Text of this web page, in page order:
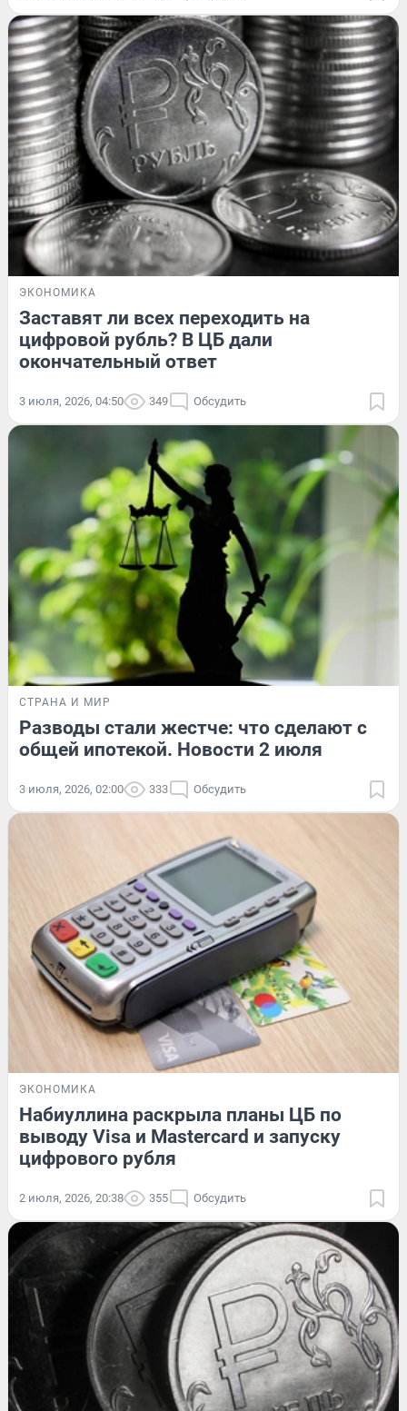
ЭКОНОМИКА
Заставят ли всех переходить на
цифровой рубль? В ЦБ дали
окончательный ответ
3 июля, 2026, 04:50 349 Обсудить
СТРАНА И МИР
Разводы стали жестче: что сделают с
общей ипотекой. Новости 2 июля
3 июля, 2026, 02:00 333 Обсудить
ЭКОНОМИКА
Набиуллина раскрыла планы ЦБ по
выводу Visa и Mastercard и запуску
цифрового рубля
2 июля, 2026, 20:38 355 Обсудить